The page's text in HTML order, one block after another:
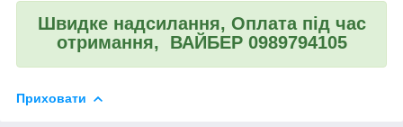
Швидке надсилання, Оплата під час
отримання, ВАЙБЕР 0989794105
Приховати